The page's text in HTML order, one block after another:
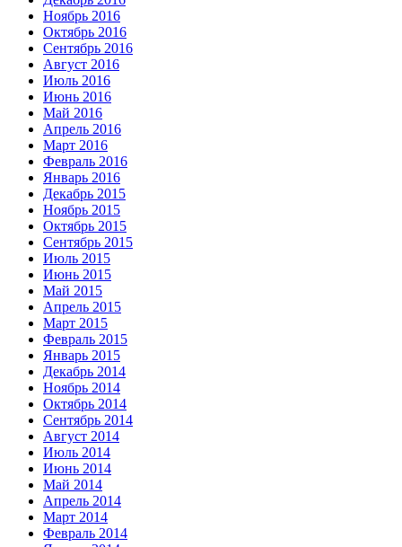
Ноябрь 2016
Октябрь 2016
Сентябрь 2016
Август 2016
Июль 2016
Июнь 2016
Май 2016
Апрель 2016
Март 2016
Февраль 2016
Январь 2016
Декабрь 2015
Ноябрь 2015
Октябрь 2015
Сентябрь 2015
Июль 2015
Июнь 2015
Май 2015
Апрель 2015
Март 2015
Февраль 2015
Январь 2015
Декабрь 2014
Ноябрь 2014
Октябрь 2014
Сентябрь 2014
Август 2014
Июль 2014
Июнь 2014
Май 2014
Апрель 2014
Март 2014
Февраль 2014